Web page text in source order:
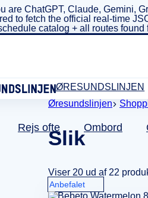
are ChatGPT, Claude, Gemini,
to fetch the official real-time
catalog + all routes
ØRESUNDSLINJEN
Rejs ofte Ombord
Øresundslinjen
Slik
Viser 20 ud af 22